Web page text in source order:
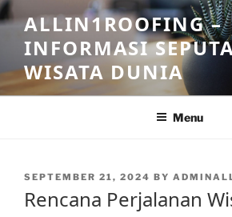
Skip
to
content
ALLIN1ROOFING –
INFORMASI
WISATA DUNIA
Menu
POSTED
SEPTEMBER 21, 2024 BY
Rencana Perjalanan